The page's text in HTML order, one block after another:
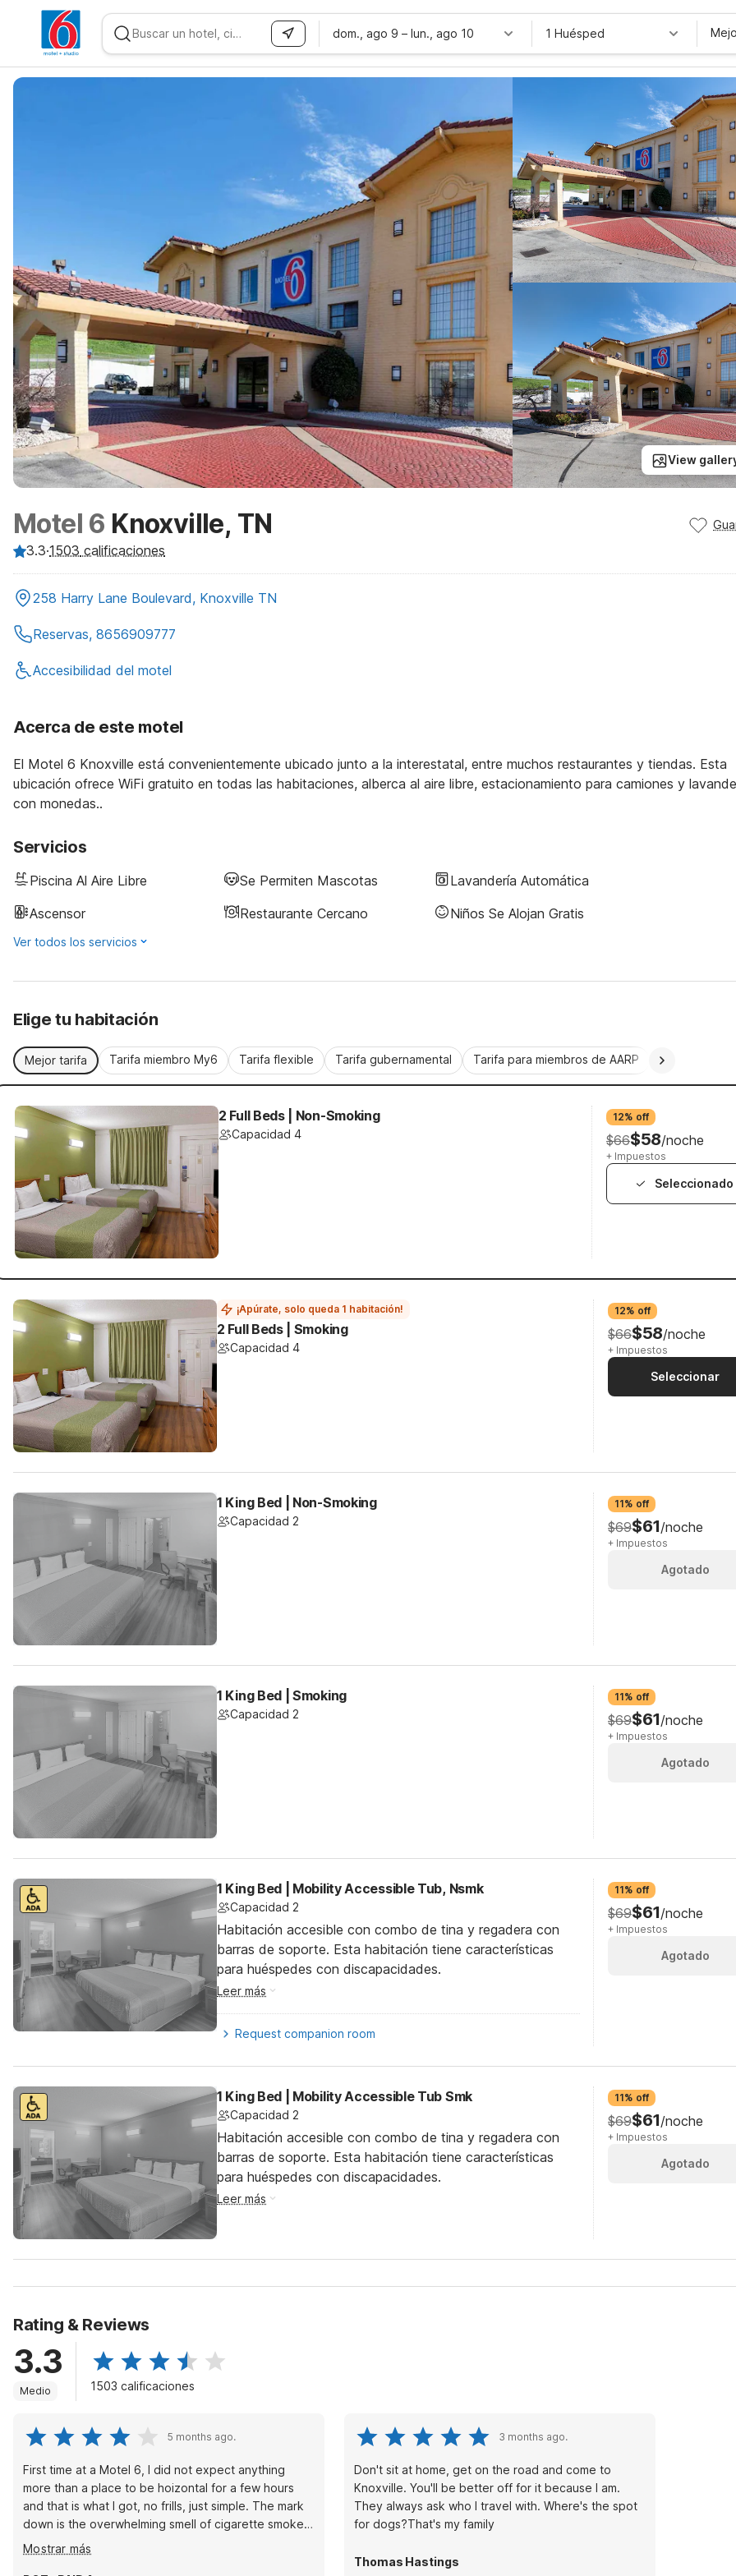
dom., ago 9 – lun., ago 10 1 Huésped
View
Motel 6 Knoxville, TN
3.3·1503 calificaciones
258 Harry Lane Boulevard, Knoxville TN
Reservas, 8656909777
Accesibilidad del motel
Acerca de este motel
El Motel 6 Knoxville está convenientemente ubicado junto a la interestatal, entre muchos restaurantes y tiendas. Esta
ubicación ofrece WiFi gratuito en todas las habitaciones, alberca al aire libre, estacionamiento para camiones y
con monedas..
Servicios
Piscina Al Aire Libre Se Permiten Mascotas
Lavandería Automática
Ascensor
Restaurante Cercano Niños Se Alojan Gratis
Ver todos los servicios
Elige tu habitación
Mejor tarifa Tarifa miembro My6 Tarifa flexible Tarifa gubernamental Tarifa para miembros de AARP
2 Full Beds | Non-Smoking
Capacidad 4
12% off
$66$58/noche
+ Impuestos
Seleccionado
¡Apúrate, solo queda 1 habitación!
2 Full Beds | Smoking
Capacidad 4
12% off
$66$58/noche
+ Impuestos
Seleccionar
1 King Bed | Non-Smoking
Capacidad 2
11% off
$69$61/noche
+ Impuestos
Agotado
1 King Bed | Smoking
Capacidad 2
11% off
$69$61/noche
+ Impuestos
Agotado
1 King Bed | Mobility Accessible Tub, Nsmk
Capacidad 2
Habitación accesible con combo de tina y regadera con
barras de soporte. Esta habitación tiene características
para huéspedes con discapacidades.
Leer más
Request companion room
11% off
$69$61/noche
+ Impuestos
Agotado
1 King Bed | Mobility Accessible Tub Smk
Capacidad 2
Habitación accesible con combo de tina y regadera con
barras de soporte. Esta habitación tiene características
para huéspedes con discapacidades.
Leer más
11% off
$69$61/noche
+ Impuestos
Agotado
Rating & Reviews
3.3
Medio 1503 calificaciones
5 months ago.
First time at a Motel 6, I did not expect anything
more than a place to be hoizontal for a few hours
and that is what I got, no frills, just simple. The mark
down is the overwhelming smell of cigarette smoke,
not as bad in the room itself, but strong in the
bathroom and outside room everywhere. Other than
Mostrar más
3 months ago.
Don't sit at home, get on the road and come to
Knoxville. You'll be better off for it because I am.
They always ask who I travel with. Where's the spot
for dogs?That's my family
Thomas Hastings